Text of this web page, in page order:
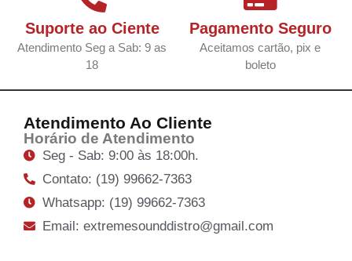
Suporte ao Ciente
Atendimento Seg a Sab: 9 as
18
Pagamento Seguro
Aceitamos cartão, pix e
boleto
Atendimento Ao Cliente
Horário de Atendimento
Seg - Sab: 9:00 às 18:00h.
Contato: (19) 99662-7363
Whatsapp: (19) 99662-7363
Email: extremesounddistro@gmail.com